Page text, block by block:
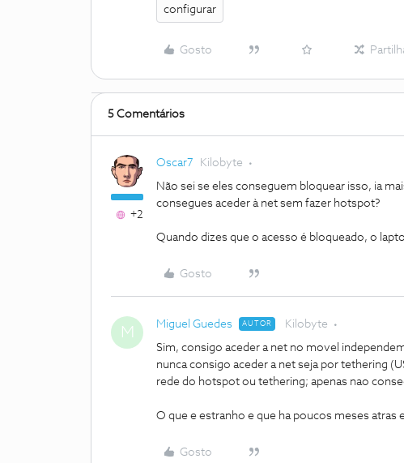
configurar
Gosto
5 Comentários
+2
Oscar7 Kilobyte
Não sei se eles conseguem bloquear isso, ia
consegues aceder à net sem fazer hotspot?
Quando dizes que o acesso é bloqueado, o
Gosto
M Miguel Guedes AUTOR Kilobyte
Sim, consigo aceder a net no movel
nunca consigo aceder a net seja por tethering
rede do hotspot ou tethering; apenas nao
O que e estranho e que ha poucos meses
Gosto